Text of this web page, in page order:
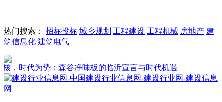
热门搜索： 招标投标 城乡规划 工程建设 工程机械 房地产 建
筑信息化 建筑电气
代为势：森谷净味板的临沂宣言与时代机遇